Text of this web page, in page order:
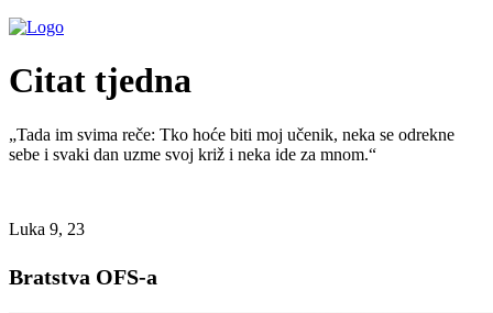
Citat tjedna
„Tada im svima reče: Tko hoće biti moj učenik, neka se odrekne
sebe i svaki dan uzme svoj križ i neka ide za mnom.“
Luka 9, 23
Bratstva OFS-a